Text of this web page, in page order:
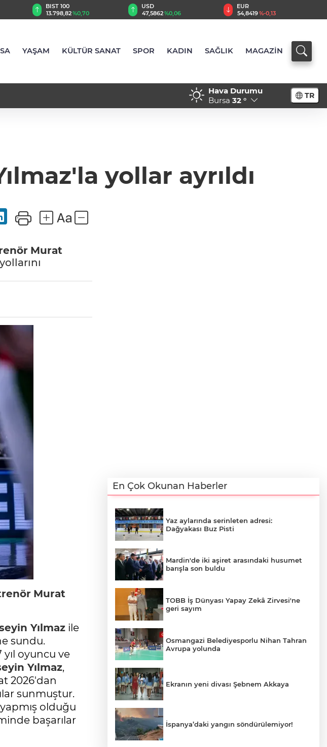
USD
47,5862%0,06
EUR
54,8419%-0,13
GBP
63,9467%-0,05
YAŞAM KÜLTÜR SANAT SPOR KADIN SAĞLIK MAGAZİN
Hava Durumu
Bursa 32 ° TR
yollar ayrıldı
Murat
Murat
Yılmaz ile
sundu.
oyuncu ve
Yılmaz,
2026'dan
sunmuştur.
olduğu
başarılar
En Çok Okunan Haberler
Yaz aylarında serinleten adresi:
Dağyakası Buz Pisti
Mardin'de iki aşiret arasındaki husumet
barışla son buldu
TOBB İş Dünyası Yapay Zekâ Zirvesi'ne
geri sayım
Osmangazi Belediyesporlu Nihan Tahran
Avrupa yolunda
Ekranın yeni divası Şebnem Akkaya
İspanya’daki yangın söndürülemiyor!